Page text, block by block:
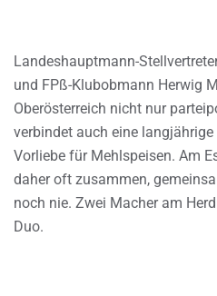
Landeshauptmann-
und FPß-Klubobmann Herwig
Oberösterreich nicht nur
verbindet auch eine
Vorliebe für Mehlspeisen. Am
daher oft zusammen,
noch nie. Zwei Macher am
Duo.